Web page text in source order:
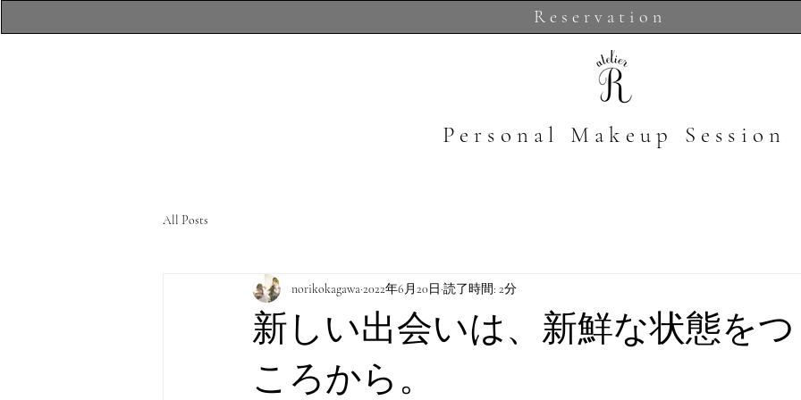
Reservation
​Personal Makeup Session
All Posts
新しい出会いは、新鮮な状態を
ころから。
norikokagawa2022年6月20日 読了時間: 2分